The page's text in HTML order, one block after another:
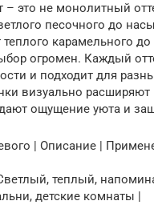
это не монолитный
песочного до
теплого карамельного
огромен. Каждый
и подходит для
визуально расширяют
ощущение уюта и
| Описание |
теплый,
детские комнаты |